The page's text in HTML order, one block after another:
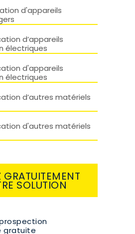
d'appareils
d’appareils
électriques
d'appareils
électriques
d’autres matériels
d'autres matériels
GRATUITEMENT
SOLUTION